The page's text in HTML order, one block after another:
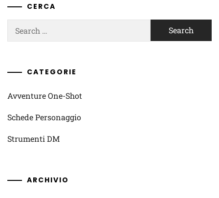
CERCA
for:
CATEGORIE
Avventure One-Shot
Schede Personaggio
Strumenti DM
ARCHIVIO